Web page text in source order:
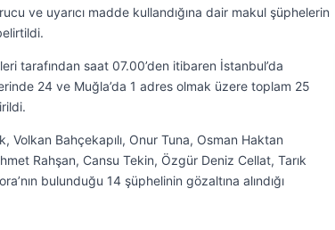
ve uyarıcı madde kullandığına dair makul şüphelerin
tarafından saat 07.00’den itibaren İstanbul’da
24 ve Muğla’da 1 adres olmak üzere toplam 25
Volkan Bahçekapılı, Onur Tuna, Osman Haktan
Rahşan, Cansu Tekin, Özgür Deniz Cellat, Tarık
bulunduğu 14 şüphelinin gözaltına alındığı